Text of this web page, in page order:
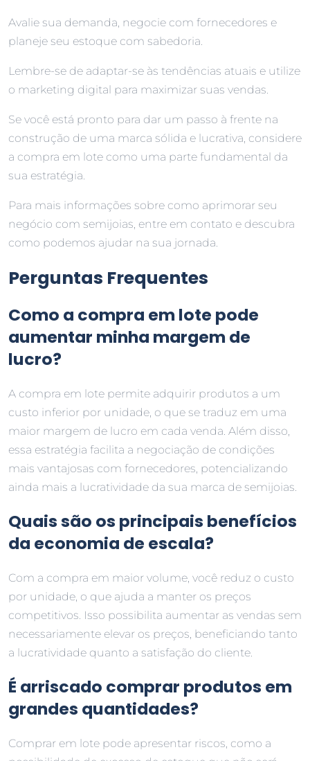
Avalie sua demanda, negocie com fornecedores e
planeje seu estoque com sabedoria.
Lembre-se de adaptar-se às tendências atuais e utilize
o marketing digital para maximizar suas vendas.
Se você está pronto para dar um passo à frente na
construção de uma marca sólida e lucrativa, considere
a compra em lote como uma parte fundamental da
sua estratégia.
Para mais informações sobre como aprimorar seu
negócio com semijoias, entre em contato e descubra
como podemos ajudar na sua jornada.
Perguntas Frequentes
Como a compra em lote pode
aumentar minha margem de
lucro?
A compra em lote permite adquirir produtos a um
custo inferior por unidade, o que se traduz em uma
maior margem de lucro em cada venda. Além disso,
essa estratégia facilita a negociação de condições
mais vantajosas com fornecedores, potencializando
ainda mais a lucratividade da sua marca de semijoias.
Quais são os principais benefícios
da economia de escala?
Com a compra em maior volume, você reduz o custo
por unidade, o que ajuda a manter os preços
competitivos. Isso possibilita aumentar as vendas sem
necessariamente elevar os preços, beneficiando tanto
a lucratividade quanto a satisfação do cliente.
É arriscado comprar produtos em
grandes quantidades?
Comprar em lote pode apresentar riscos, como a